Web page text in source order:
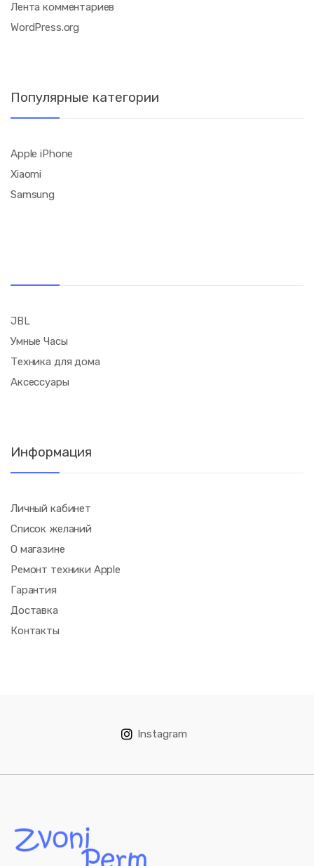
Лента комментариев
WordPress.org
Популярные категории
Apple iPhone
Xiaomi
Samsung
JBL
Умные Часы
Техника для дома
Аксессуары
Информация
Личный кабинет
Список желаний
О магазине
Ремонт техники Apple
Гарантия
Доставка
Контакты
Instagram